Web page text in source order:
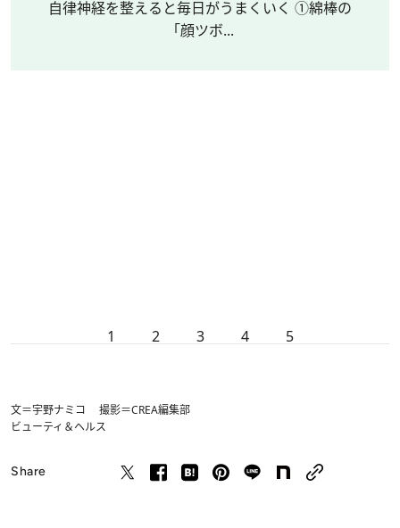
自律神経を整えると毎日がうまくいく ①綿棒の
「顔ツボ...
1 2 3 4 5
文＝宇野ナミコ 撮影＝CREA編集部
ビューティ＆ヘルス
Share